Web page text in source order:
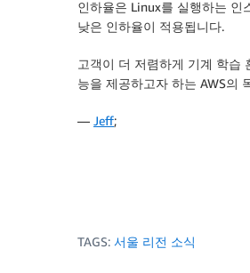
인하율은 Linux를 실행하는 인
낮은 인하율이 적용됩니다.
고객이 더 저렴하게 기계 학습
능을 제공하고자 하는 AWS의
— Jeff;
TAGS: 서울 리전 소식